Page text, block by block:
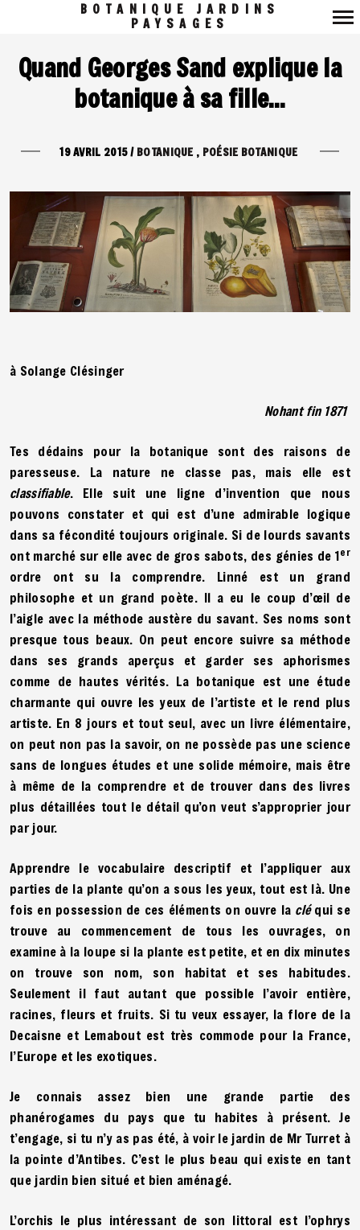
principale
BOTANIQUE JARDINS
PAYSAGES
Quand Georges Sand explique la
botanique à sa fille…
19 AVRIL 2015/ BOTANIQUE POÉSIE BOTANIQUE
à Solange Clésinger
Nohant fin 1871
Tes dédains pour la botanique sont des raisons de
paresseuse. La nature ne classe pas, mais elle est
classifiable. Elle suit une ligne d’invention que nous
pouvons constater et qui est d’une admirable logique
dans sa fécondité toujours originale. Si de lourds savants
ont marché sur elle avec de gros sabots, des génies de 1er
ordre ont su la comprendre. Linné est un grand
philosophe et un grand poète. Il a eu le coup d’œil de
l’aigle avec la méthode austère du savant. Ses noms sont
presque tous beaux. On peut encore suivre sa méthode
dans ses grands aperçus et garder ses aphorismes
comme de hautes vérités. La botanique est une étude
charmante qui ouvre les yeux de l’artiste et le rend plus
artiste. En 8 jours et tout seul, avec un livre élémentaire,
on peut non pas la savoir, on ne possède pas une science
sans de longues études et une solide mémoire, mais être
à même de la comprendre et de trouver dans des livres
plus détaillées tout le détail qu’on veut s’approprier jour
par jour.
Apprendre le vocabulaire descriptif et l’appliquer aux
parties de la plante qu’on a sous les yeux, tout est là. Une
fois en possession de ces éléments on ouvre la cléqui se
trouve au commencement de tous les ouvrages, on
examine à la loupe si la plante est petite, et en dix minutes
on trouve son nom, son habitat et ses habitudes.
Seulement il faut autant que possible l’avoir entière,
racines, fleurs et fruits. Si tu veux essayer, la flore de la
Decaisne et Lemabout est très commode pour la France,
l’Europe et les exotiques.
Je connais assez bien une grande partie des
phanérogames du pays que tu habites à présent. Je
t’engage, si tu n’y as pas été, à voir le jardin de Mr Turret à
la pointe d’Antibes. C’est le plus beau qui existe en tant
que jardin bien situé et bien aménagé.
L’orchis le plus intéressant de son littoral est l’ophrys